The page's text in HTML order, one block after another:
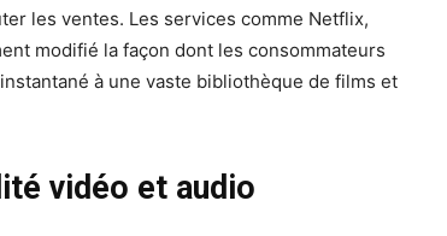
les ventes. Les services comme Netflix,
modifié la façon dont les consommateurs
à une vaste bibliothèque de films et
vidéo et audio